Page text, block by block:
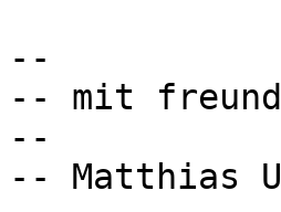
--
-- mit
--
-- Matthias